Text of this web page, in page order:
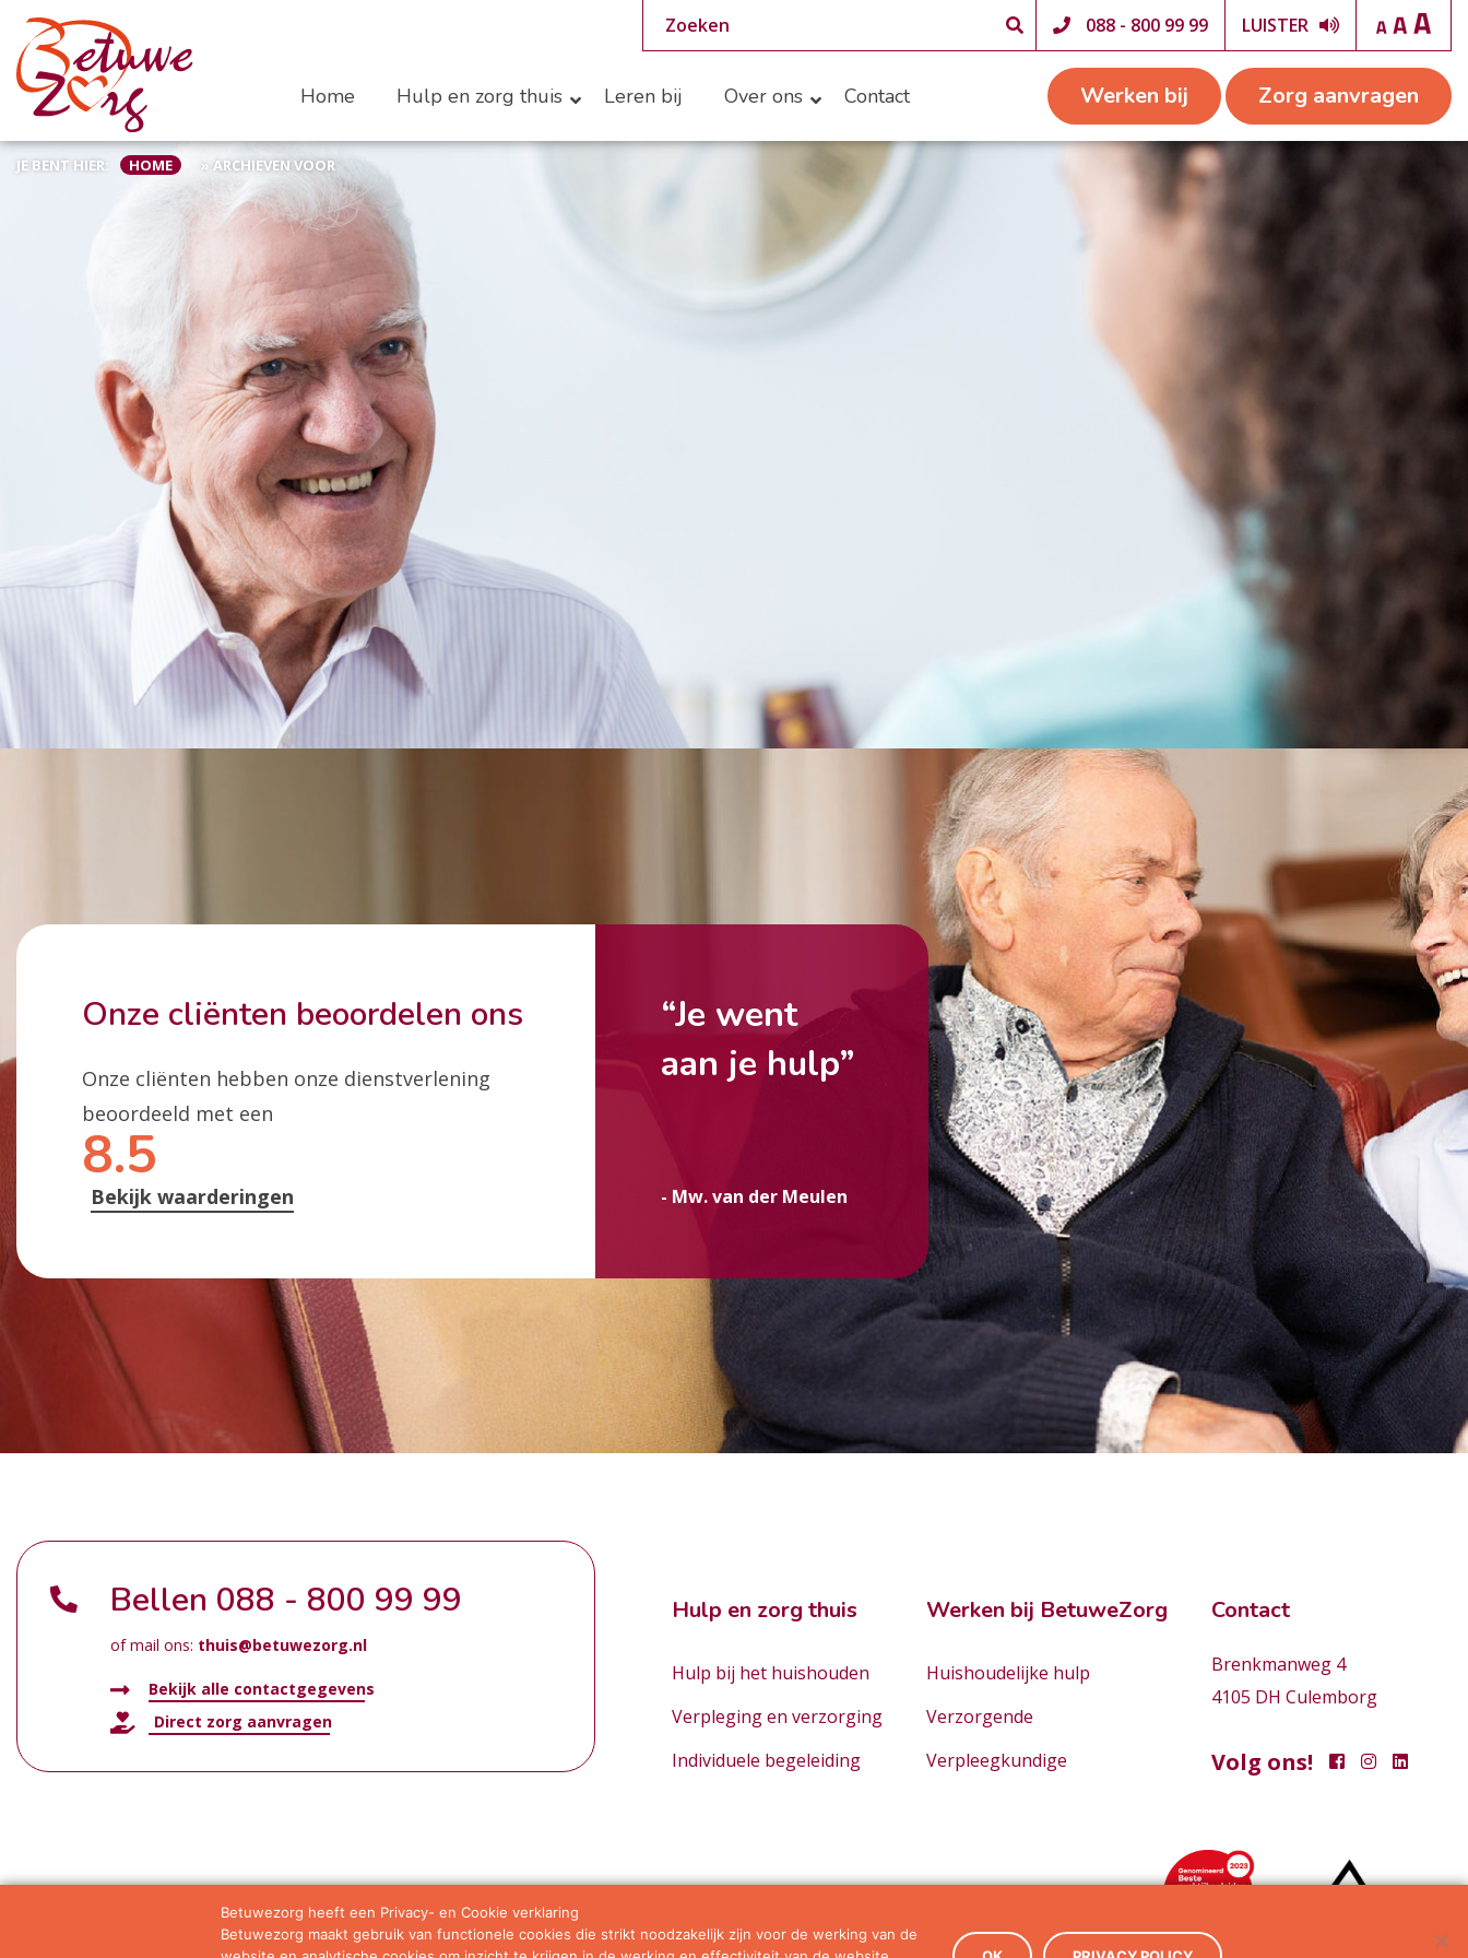
088 - 800 99 99 LUISTER
Home Hulp en zorg thuis Leren bij Over ons Contact Werken bij Zorg aanvragen
JE BENT HIER: HOME » ARCHIEVEN VOOR
Onze cliënten beoordelen ons
Onze cliënten hebben onze dienstverlening
beoordeeld met een
8.5
Bekijk waarderingen
“Je went
aan je hulp”
- Mw. van der Meulen
Bellen 088 - 800 99 99
of mail ons: thuis@betuwezorg.nl
Bekijk alle contactgegevens
Direct zorg aanvragen
Hulp en zorg thuis
Hulp bij het huishouden
Verpleging en verzorging
Individuele begeleiding
Werken bij BetuweZorg
Huishoudelijke hulp
Verzorgende
Verpleegkundige
Contact
Brenkmanweg 4
4105 DH Culemborg
Volg ons!
Privacy statement Algemene voorwaarden
Betuwezorg heeft een Privacy- en Cookie verklaring
Betuwezorg maakt gebruik van functionele cookies die strikt noodzakelijk zijn voor de werking van de